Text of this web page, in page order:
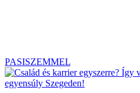
PASISZEMMEL